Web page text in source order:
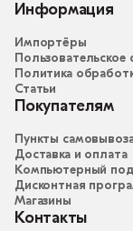
Информация
Импортёры
Пользовательское
Политика
Статьи
Покупателям
Пункты
Доставка и оплата
Компьютерный
Дисконтная
Магазины
Контакты